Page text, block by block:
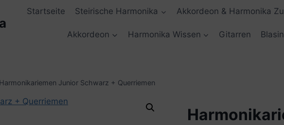
Startseite Steirische Harmonika Akkordeon & Harmonika
Akkordeon Harmonika Wissen Gitarren
Harmonikariemen Junior Schwarz + Querriemen